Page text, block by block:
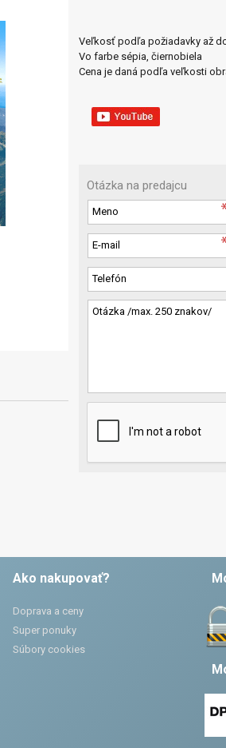
Veľkosť podľa požiadavky až
Vo farbe sépia, čiernobiela
Cena je daná podľa veľkosti
Otázka na predajcu
Ako nakupovať?
Doprava a ceny
Super ponuky
Súbory cookies